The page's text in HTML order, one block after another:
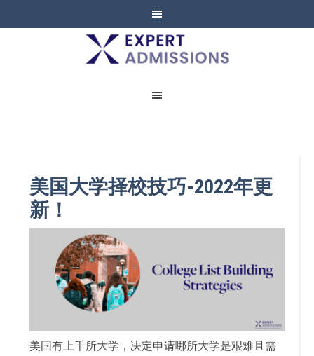
EXPERT
ADMISSIONS
美国大学择校技巧-2022年更
新！
美国有上千所大学，决定申请哪所大学是艰难且需